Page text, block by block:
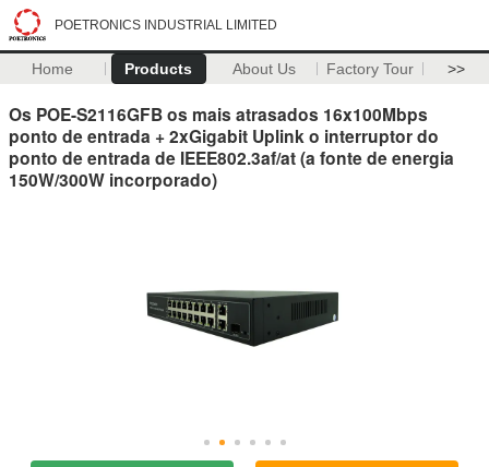
POETRONICS INDUSTRIAL LIMITED
Home Products About Us Factory Tour >>
Os POE-S2116GFB os mais atrasados 16x100Mbps
ponto de entrada + 2xGigabit Uplink o interruptor do
ponto de entrada de IEEE802.3af/at (a fonte de energia
150W/300W incorporado)